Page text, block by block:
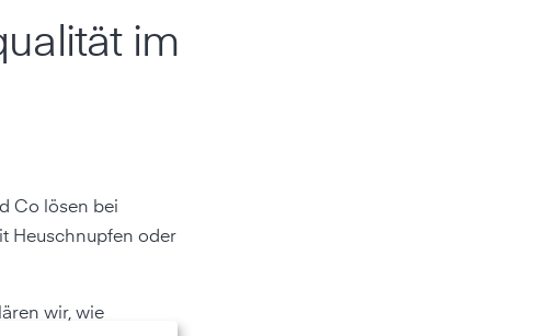
im
Co lösen bei
Heuschnupfen oder
wir, wie